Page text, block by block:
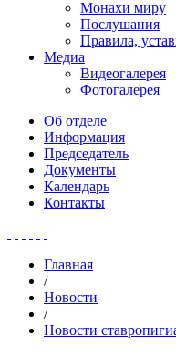
Монахи миру
Послушания
Правила,
Медиа
Видеогалерея
Фотогалерея
Об отделе
Информация
Председатель
Документы
Календарь
Контакты
Главная
/
Новости
/
Новости